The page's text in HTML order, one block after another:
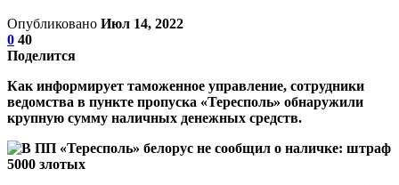
Опубликовано Июл 14, 2022
0 40
Поделится
Как информирует таможенное управление, сотрудники
ведомства в пункте пропуска «Тересполь» обнаружили
крупную сумму наличных денежных средств.